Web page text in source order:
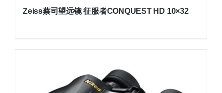
Zeiss蔡司望远镜 征服者CONQUEST HD 10×32